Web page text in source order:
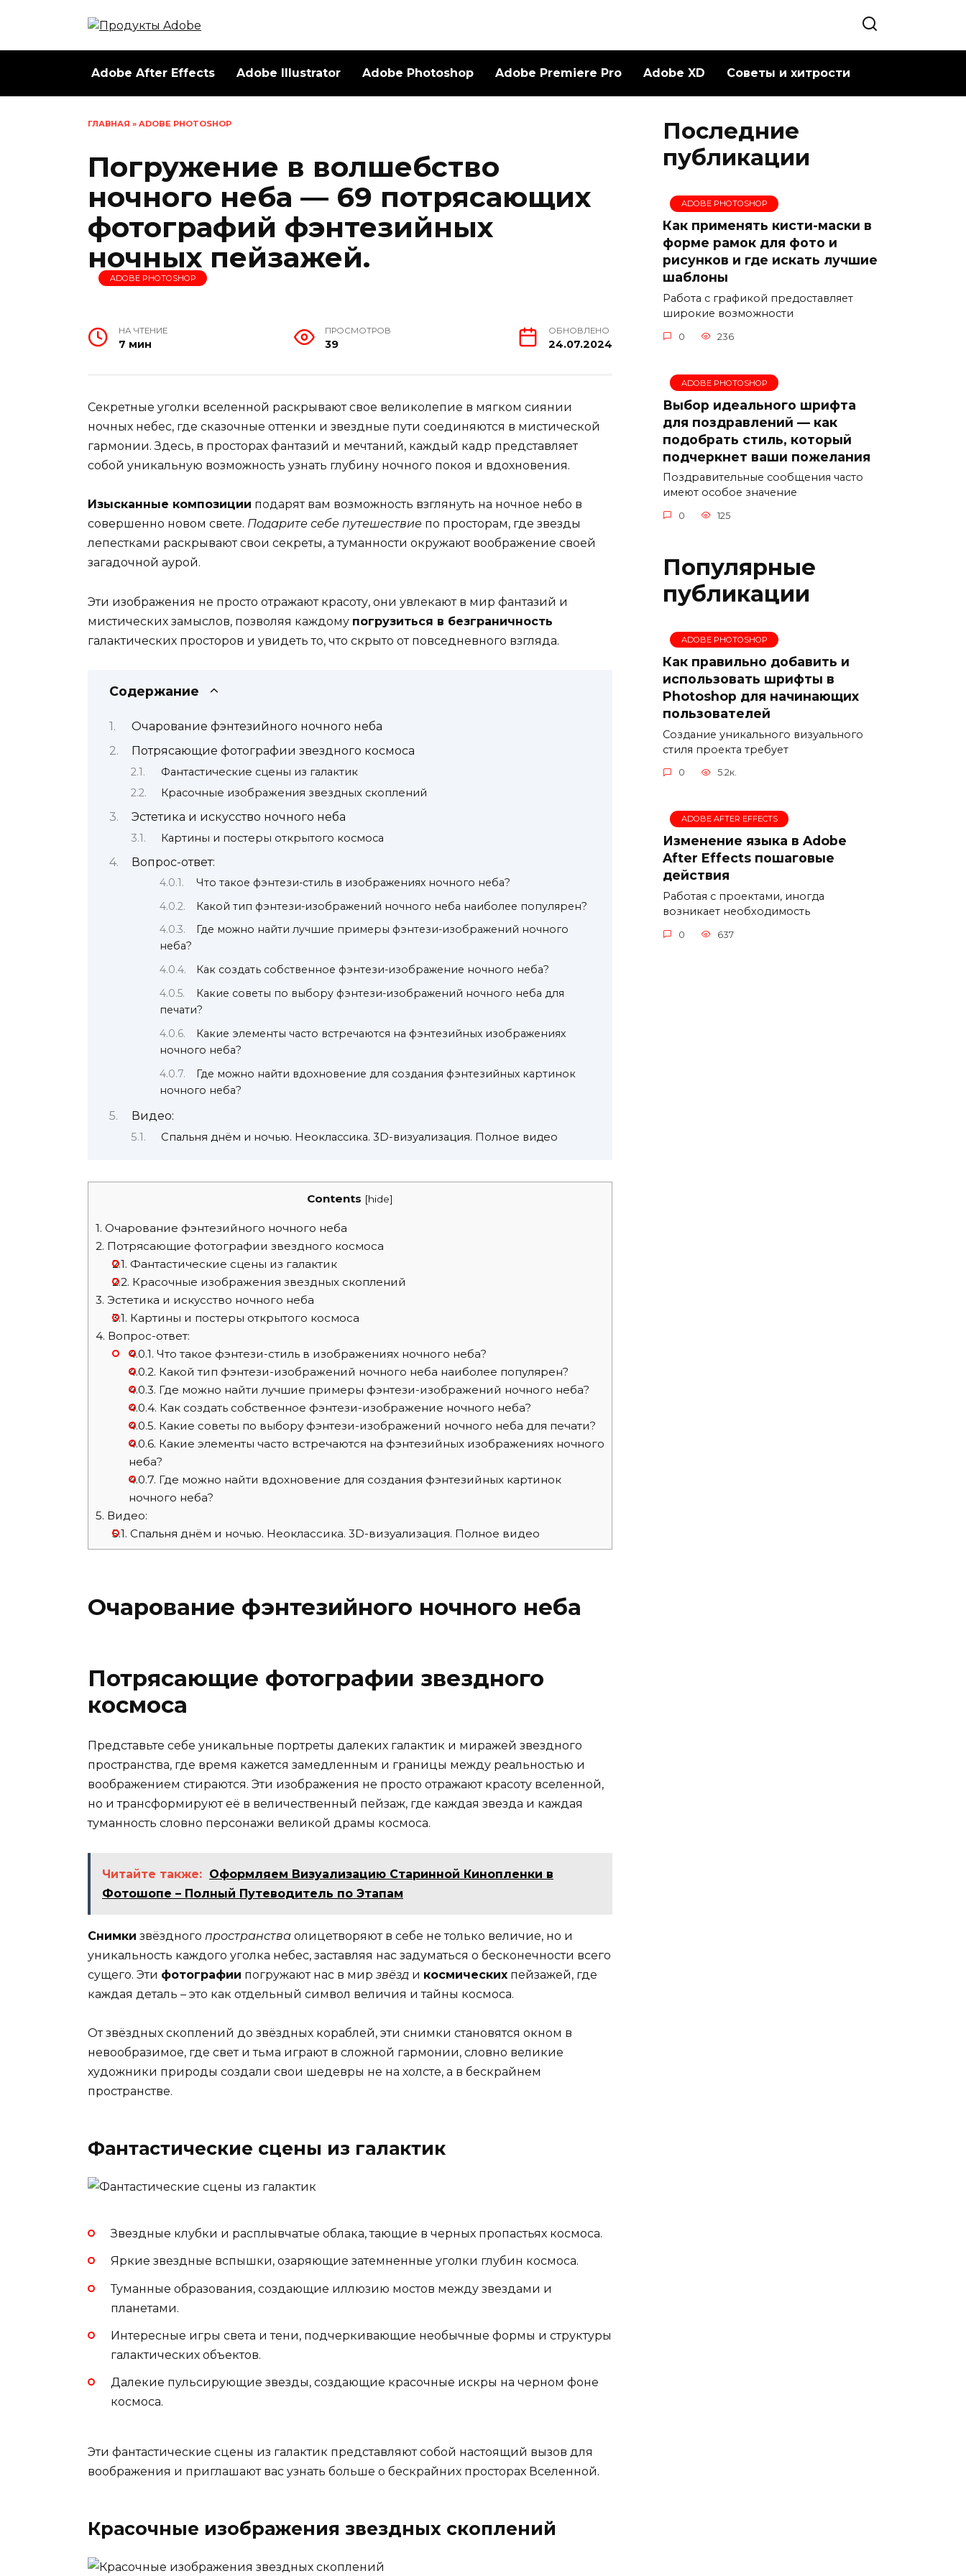
Adobe After Effects Adobe Illustrator Adobe Photoshop Adobe Premiere Pro Adobe XD Советы и хитрости
ГЛАВНАЯ » ADOBE PHOTOSHOP
Погружение в волшебство
ночного неба — 69 потрясающих
фотографий фэнтезийных
ночных пейзажей.
ADOBE PHOTOSHOP
НА ЧТЕНИЕ
7 мин
ПРОСМОТРОВ
39
ОБНОВЛЕНО
24.07.2024
Секретные уголки вселенной раскрывают свое великолепие в мягком сиянии
ночных небес, где сказочные оттенки и звездные пути соединяются в мистической
гармонии. Здесь, в просторах фантазий и мечтаний, каждый кадр представляет
собой уникальную возможность узнать глубину ночного покоя и вдохновения.
Изысканные композиции подарят вам возможность взглянуть на ночное небо в
совершенно новом свете. Подарите себе путешествие по просторам, где звезды
лепестками раскрывают свои секреты, а туманности окружают воображение своей
загадочной аурой.
Эти изображения не просто отражают красоту, они увлекают в мир фантазий и
мистических замыслов, позволяя каждому погрузиться в безграничность
галактических просторов и увидеть то, что скрыто от повседневного взгляда.
Содержание
Очарование фэнтезийного ночного неба
Потрясающие фотографии звездного космоса
Фантастические сцены из галактик
Красочные изображения звездных скоплений
Эстетика и искусство ночного неба
Картины и постеры открытого космоса
Вопрос-ответ:
Что такое фэнтези-стиль в изображениях ночного неба?
Какой тип фэнтези-изображений ночного неба наиболее популярен?
Где можно найти лучшие примеры фэнтези-изображений ночного
неба?
Как создать собственное фэнтези-изображение ночного неба?
Какие советы по выбору фэнтези-изображений ночного неба для
печати?
Какие элементы часто встречаются на фэнтезийных изображениях
ночного неба?
Где можно найти вдохновение для создания фэнтезийных картинок
ночного неба?
Видео:
Спальня днём и ночью. Неоклассика. 3D-визуализация. Полное видео
Contents [hide]
1. Очарование фэнтезийного ночного неба
2. Потрясающие фотографии звездного космоса
2.1. Фантастические сцены из галактик
2.2. Красочные изображения звездных скоплений
3. Эстетика и искусство ночного неба
3.1. Картины и постеры открытого космоса
4. Вопрос-ответ:
4.0.1. Что такое фэнтези-стиль в изображениях ночного неба?
4.0.2. Какой тип фэнтези-изображений ночного неба наиболее популярен?
4.0.3. Где можно найти лучшие примеры фэнтези-изображений ночного неба?
4.0.4. Как создать собственное фэнтези-изображение ночного неба?
4.0.5. Какие советы по выбору фэнтези-изображений ночного неба для печати?
4.0.6. Какие элементы часто встречаются на фэнтезийных изображениях ночного
неба?
4.0.7. Где можно найти вдохновение для создания фэнтезийных картинок
ночного неба?
5. Видео:
5.1. Спальня днём и ночью. Неоклассика. 3D-визуализация. Полное видео
Очарование фэнтезийного ночного неба
Потрясающие фотографии звездного
космоса
Представьте себе уникальные портреты далеких галактик и миражей звездного
пространства, где время кажется замедленным и границы между реальностью и
воображением стираются. Эти изображения не просто отражают красоту вселенной,
но и трансформируют её в величественный пейзаж, где каждая звезда и каждая
туманность словно персонажи великой драмы космоса.
Читайте также: Оформляем Визуализацию Старинной Кинопленки в
Фотошопе – Полный Путеводитель по Этапам
Снимки звёздного пространства олицетворяют в себе не только величие, но и
уникальность каждого уголка небес, заставляя нас задуматься о бесконечности всего
сущего. Эти фотографии погружают нас в мир звёзд и космических пейзажей, где
каждая деталь – это как отдельный символ величия и тайны космоса.
От звёздных скоплений до звёздных кораблей, эти снимки становятся окном в
невообразимое, где свет и тьма играют в сложной гармонии, словно великие
художники природы создали свои шедевры не на холсте, а в бескрайнем
пространстве.
Фантастические сцены из галактик
Звездные клубки и расплывчатые облака, тающие в черных пропастьях космоса.
Яркие звездные вспышки, озаряющие затемненные уголки глубин космоса.
Туманные образования, создающие иллюзию мостов между звездами и
планетами.
Интересные игры света и тени, подчеркивающие необычные формы и структуры
галактических объектов.
Далекие пульсирующие звезды, создающие красочные искры на черном фоне
космоса.
Эти фантастические сцены из галактик представляют собой настоящий вызов для
воображения и приглашают вас узнать больше о бескрайних просторах Вселенной.
Красочные изображения звездных скоплений
Последние
публикации
ADOBE PHOTOSHOP
Как применять кисти-маски в
форме рамок для фото и
рисунков и где искать лучшие
шаблоны
Работа с графикой предоставляет
широкие возможности
0 236
ADOBE PHOTOSHOP
Выбор идеального шрифта
для поздравлений — как
подобрать стиль, который
подчеркнет ваши пожелания
Поздравительные сообщения часто
имеют особое значение
0 125
Популярные
публикации
ADOBE PHOTOSHOP
Как правильно добавить и
использовать шрифты в
Photoshop для начинающих
пользователей
Создание уникального визуального
стиля проекта требует
0 5.2к.
ADOBE AFTER EFFECTS
Изменение языка в Adobe
After Effects пошаговые
действия
Работая с проектами, иногда
возникает необходимость
0 637